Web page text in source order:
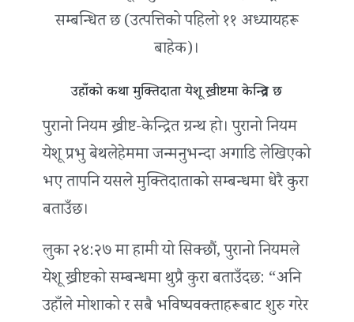
सम्बन्धित छ (उत्पत्तिको पहिलो ११ अध्यायहरू
बाहेक)।
उहाँको कथा मुक्तिदाता येशू ख्रीष्टमा केन्द्रित छ
पुरानो नियम ख्रीष्ट-केन्द्रित ग्रन्थ हो। पुरानो नियम
येशू प्रभु बेथलेहेममा जन्मनुभन्दा अगाडि लेखिएको
भए तापनि यसले मुक्तिदाताको सम्बन्धमा धेरै कुरा
बताउँछ।
लुका २४:२७ मा हामी यो सिक्छौं, पुरानो नियमले
येशू ख्रीष्टको सम्बन्धमा थुप्रै कुरा बताउँदछ: “अनि
उहाँले मोशाको र सबै भविष्यवक्ताहरूबाट शुरु गरेर